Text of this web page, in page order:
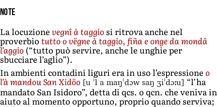
Note
La locuzione vegnî à taggiosi ritrova anche nel
proverbiotutto o vëgne à taggio, fiña e onge da mondâ
l’aggio (“tutto può servire, anche le unghie per
sbucciare l’aglio”).
In ambienti contadini liguri era in uso l’espressione o
l’à mandou San Xidöo [u ˈl a maŋˈdɔw saŋ ʒiˈdɔːu] “l’ha
mandato San Isidoro”, detta di qcs. o qcn. che veniva in
aiuto al momento opportuno, proprio quando serviva;